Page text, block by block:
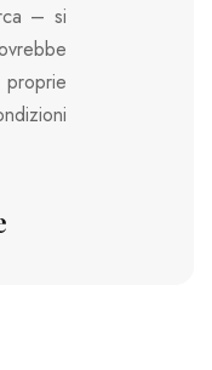
– si